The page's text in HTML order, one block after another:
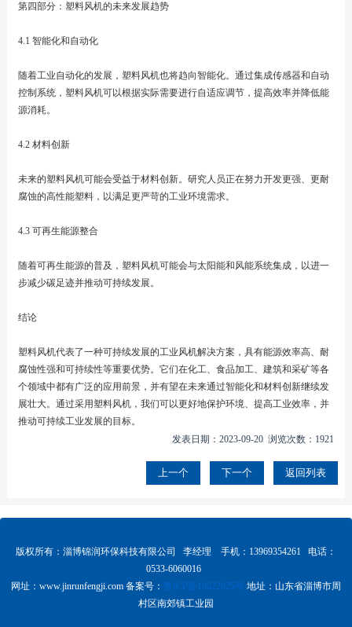
第四部分：塑料风机的未来发展趋势
4.1 智能化和自动化
随着工业自动化的发展，塑料风机也将趋向智能化。通过集成传感器和自动
控制系统，塑料风机可以根据实际需要进行自适应调节，提高效率并降低能
源消耗。
4.2 材料创新
未来的塑料风机可能会受益于材料创新。研究人员正在努力开发更强、更耐
腐蚀的高性能塑料，以满足更严苛的工业环境需求。
4.3 可再生能源整合
随着可再生能源的普及，塑料风机可能会与太阳能和风能系统集成，以进一
步减少碳足迹并推动可持续发展。
结论
塑料风机代表了一种可持续发展的工业风机解决方案，具有能源效率高、耐
腐蚀性强和可持续性等重要优势。它们在化工、食品加工、建筑和采矿等各
个领域中都有广泛的应用前景，并有望在未来通过智能化和材料创新继续发
展壮大。通过采用塑料风机，我们可以更好地保护环境、提高工业效率，并
推动可持续工业发展的目标。
发表日期：2023-09-20 浏览次数：1921
上一个 下一个 返回列表
版权所有：淄博锦润环保科技有限公司 李经理 手机：13969354261 电话：
0533-6060016
网址：www.jinrunfengji.com备案号： 鲁ICP备18022625号 地址：山东省淄博市周
村区南郊镇工业园